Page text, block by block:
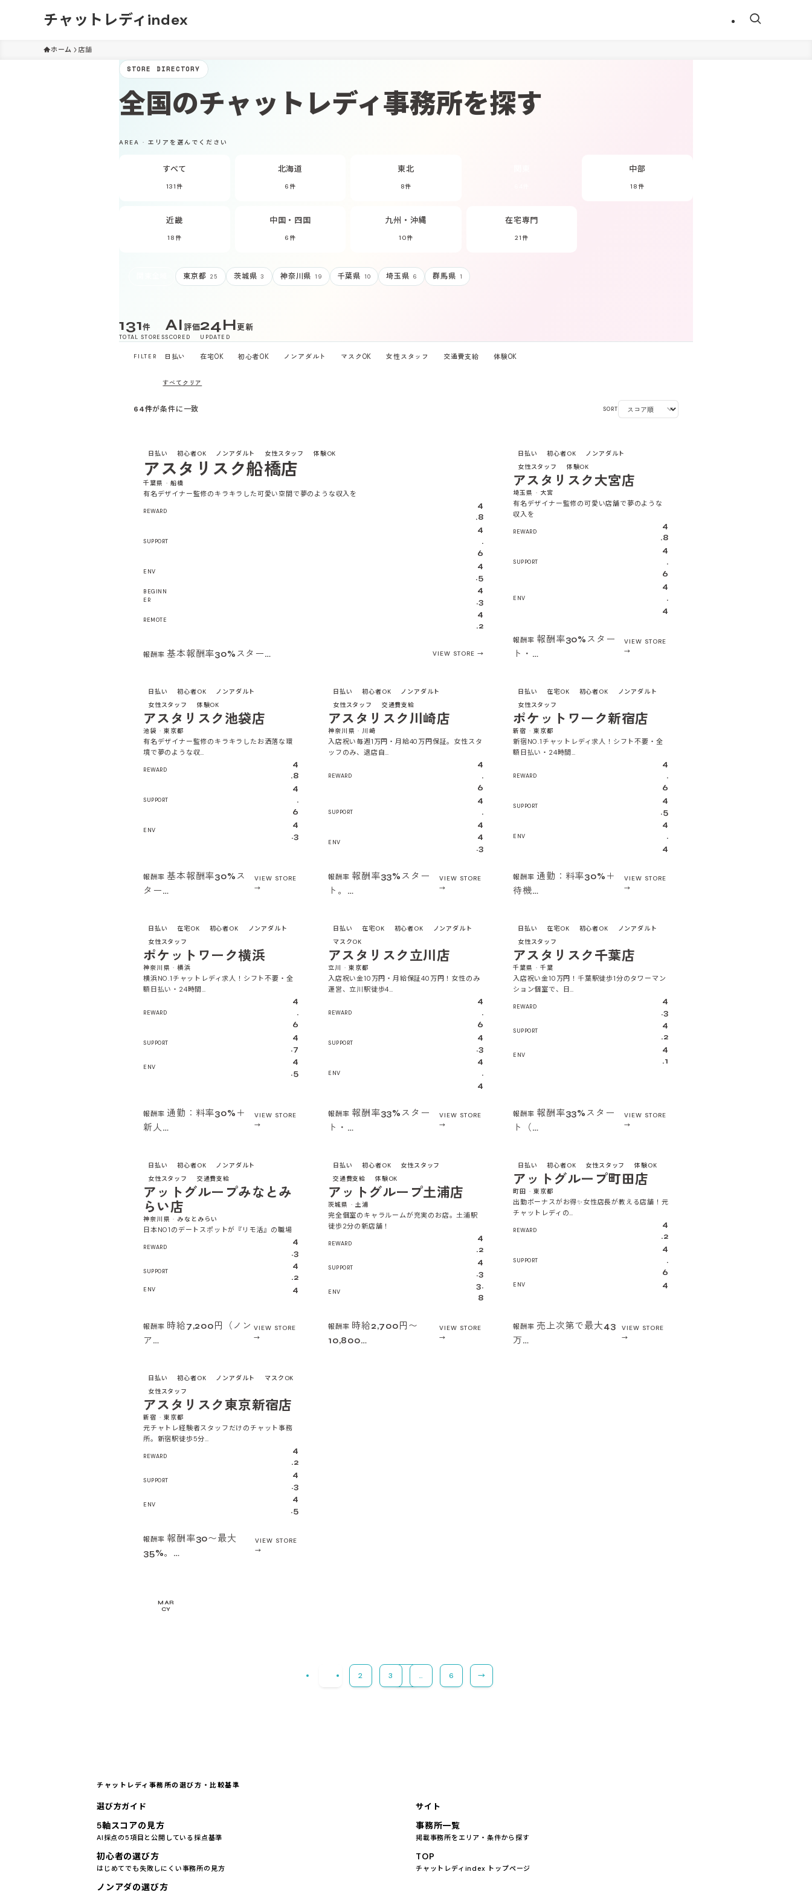
チャットレディindex
ホーム 店舗
STORE DIRECTORY
全国のチャットレディ事務所を探す
AREA · エリアを選んでください
すべて
131件
北海道
6件
東北
8件
中部
18件
近畿
18件
中国・四国
6件
九州・沖縄
10件
在宅専門
21件
東京都 25 茨城県 3 神奈川県 19 千葉県 10 埼玉県 6 群馬県 1
131件
TOTAL STORES
AI 評価
SCORED
24H更新
UPDATED
FILTER 日払い 在宅OK 初心者OK ノンアダルト マスクOK 女性スタッフ 交通費支給 体験OK
すべてクリア
64件が条件に一致 SORT
EDITOR'S PICK
日払い 初心者OK ノンアダルト 女性スタッフ 体験OK
アスタリスク船橋店
千葉県 · 船橋
有名デザイナー監修のキラキラした可愛い空間で夢のような収入を
REWARD
4
.8
SUPPORT
4
.
6
ENV
4
.5
BEGINN
ER
4
.3
REMOTE
4
.2
報酬率基本報酬率30%スター… VIEW STORE
日払い 初心者OK
ノンアダルト
女性スタッフ
体験OK
アスタリスク大宮店
埼玉県 · 大宮
有名デザイナー監修の可愛い店舗で夢のような
収入を
REWARD
4
.8
SUPPORT
4
.
6
ENV
4
.
4
報酬率 報酬率30%スター
ト・…
VIEW STORE
日払い 初心者OK
ノンアダルト
女性スタッフ
体験OK
アスタリスク池袋店
池袋 · 東京都
有名デザイナー監修のキラキラしたお洒落な環
境で夢のような収…
REWARD
4
.8
SUPPORT
4
.
6
ENV
4
.3
報酬率基本報酬率30%ス
ター…
VIEW STORE
日払い 初心者OK
ノンアダルト
女性スタッフ
交通費支給
アスタリスク川崎店
神奈川県 · 川崎
入店祝い毎週1万円・月給40万円保証。女性スタ
ッフのみ、退店自…
REWARD
4
.
6
SUPPORT
4
.
4
ENV
4
.3
報酬率 報酬率33%スター
ト。…
VIEW STORE
日払い 在宅OK 初心者OK
ノンアダルト
女性スタッフ
ポケットワーク新宿店
新宿 · 東京都
新宿NO.1チャットレディ求人！シフト不要・全
額日払い・24時間…
REWARD
4
.
6
SUPPORT
4
.5
ENV
4
.
4
報酬率 通勤：料率30%＋
待機…
VIEW STORE
日払い 在宅OK 初心者OK
ノンアダルト
女性スタッフ
ポケットワーク横浜
神奈川県 · 横浜
横浜NO.1チャットレディ求人！シフト不要・全
額日払い・24時間…
REWARD
4
.
6
SUPPORT
4
.7
ENV
4
.5
報酬率 通勤：料率30%＋
新人…
VIEW STORE
日払い 在宅OK 初心者OK
ノンアダルト
マスクOK
アスタリスク立川店
立川 · 東京都
入店祝い金10万円・月給保証40万円！女性のみ
運営、立川駅徒歩4…
REWARD
4
.
6
SUPPORT
4
.3
ENV
4
.
4
報酬率 報酬率33%スター
ト・…
VIEW STORE
日払い 在宅OK 初心者OK
ノンアダルト
女性スタッフ
アスタリスク千葉店
千葉県 · 千葉
入店祝い金10万円！千葉駅徒歩1分のタワーマン
ション個室で、日…
REWARD
4
.3
SUPPORT
4
.2
ENV
4
.1
報酬率 報酬率33%スター
ト（…
VIEW STORE
日払い 初心者OK
ノンアダルト
女性スタッフ
交通費支給
アットグループみなとみ
らい店
神奈川県 · みなとみらい
日本NO1のデートスポットが『リモ活』の職場
REWARD
4
.3
SUPPORT
4
.2
ENV 4
報酬率 時給7,200円（ノン
ア…
VIEW STORE
日払い 初心者OK
女性スタッフ
交通費支給
体験OK
アットグループ土浦店
茨城県 · 土浦
完全個室のキャラルームが充実のお店。土浦駅
徒歩2分の新店舗！
REWARD
4
.2
SUPPORT
4
.3
ENV
3.
8
報酬率 時給2,700円〜
10,800…
VIEW STORE
日払い 初心者OK 女性スタッフ 体験OK
アットグループ町田店
町田 · 東京都
出勤ボーナスがお得✨女性店長が教える店舗！元
チャットレディの…
REWARD
4
.2
SUPPORT
4
.
6
ENV 4
報酬率 売上次第で最大43
万…
VIEW STORE
日払い 初心者OK ノンアダルト
マスクOK
女性スタッフ
アスタリスク東京新宿店
新宿 · 東京都
元チャトレ経験者スタッフだけのチャット事務
所。新宿駅徒歩5分…
REWARD
4
.2
SUPPORT
4
.3
ENV
4
.5
報酬率 報酬率30〜最大
35%。…
VIEW STORE
MAR
CY
2 3 … 6 →
チャットレディ事務所の選び方・比較基準
選び方ガイド
5軸スコアの見方
AI採点の5項目と公開している採点基準
初心者の選び方
はじめてでも失敗しにくい事務所の見方
ノンアダの選び方
サイト
事務所一覧
掲載事務所をエリア・条件から探す
TOP
チャットレディindex トップページ